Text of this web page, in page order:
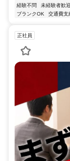
経験不問
未経験者歓迎
ブランクOK
交通費支
正社員